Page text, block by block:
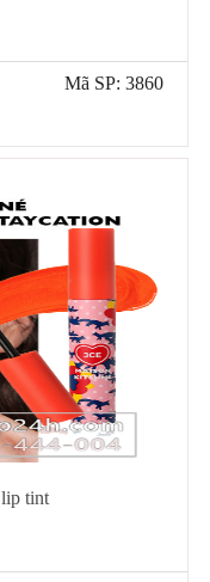
Mã SP: 3860
lip tint